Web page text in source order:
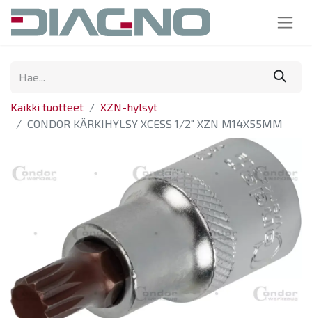
Kaikki tuotteet
XZN-hylsyt
CONDOR KÄRKIHYLSY XCESS 1/2" XZN M14X55MM